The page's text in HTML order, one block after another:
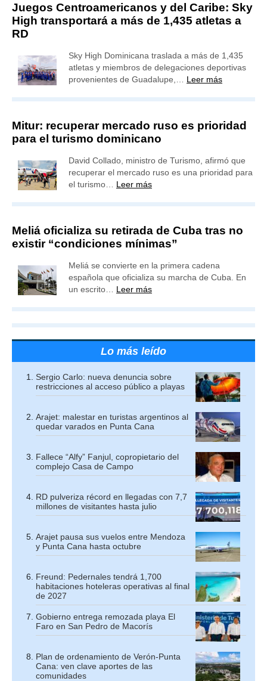
Juegos Centroamericanos y del Caribe: Sky
High transportará a más de 1,435 atletas a
RD
Sky High Dominicana traslada a más de 1,435
atletas y miembros de delegaciones deportivas
provenientes de Guadalupe,… Leer más
Mitur: recuperar mercado ruso es prioridad
para el turismo dominicano
David Collado, ministro de Turismo, afirmó que
recuperar el mercado ruso es una prioridad para
el turismo… Leer más
Meliá oficializa su retirada de Cuba tras no
existir “condiciones mínimas”
Meliá se convierte en la primera cadena
española que oficializa su marcha de Cuba. En
un escrito… Leer más
Lo más leído
Sergio Carlo: nueva denuncia sobre
restricciones al acceso público a playas
Arajet: malestar en turistas argentinos al
quedar varados en Punta Cana
Fallece “Alfy” Fanjul, copropietario del
complejo Casa de Campo
RD pulveriza récord en llegadas con 7,7
millones de visitantes hasta julio
Arajet pausa sus vuelos entre Mendoza
y Punta Cana hasta octubre
Freund: Pedernales tendrá 1,700
habitaciones hoteleras operativas al final
de 2027
Gobierno entrega remozada playa El
Faro en San Pedro de Macorís
Plan de ordenamiento de Verón-Punta
Cana: ven clave aportes de las
comunidades